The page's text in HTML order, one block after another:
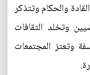
والحكام وتتذكر
وتخلد الثقافات
وتعتز المجتمعات